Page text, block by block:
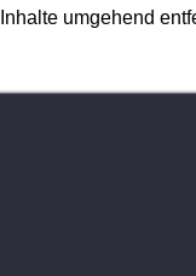
umgehend